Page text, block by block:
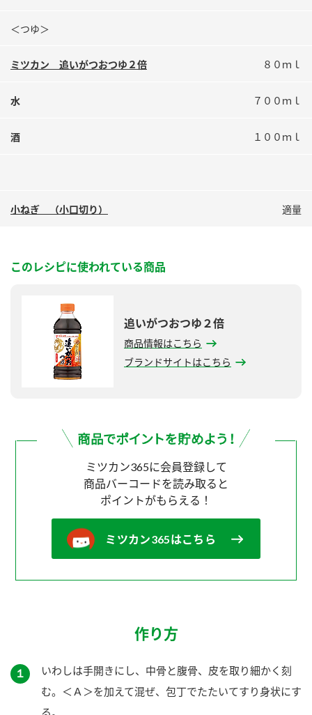
＜つゆ＞
ミツカン 追いがつおつゆ２倍 ８０ｍｌ
水 ７００ｍｌ
酒 １００ｍｌ
小ねぎ （小口切り） 適量
このレシピに使われている商品
追いがつおつゆ２倍
商品情報はこちら
ブランドサイトはこちら
ミツカン365に会員登録して
商品バーコードを読み取ると
ポイントがもらえる！
ミツカン365はこちら
作り方
１
いわしは手開きにし、中骨と腹骨、皮を取り細かく刻
む。＜Ａ＞を加えて混ぜ、包丁でたたいてすり身状にす
る。